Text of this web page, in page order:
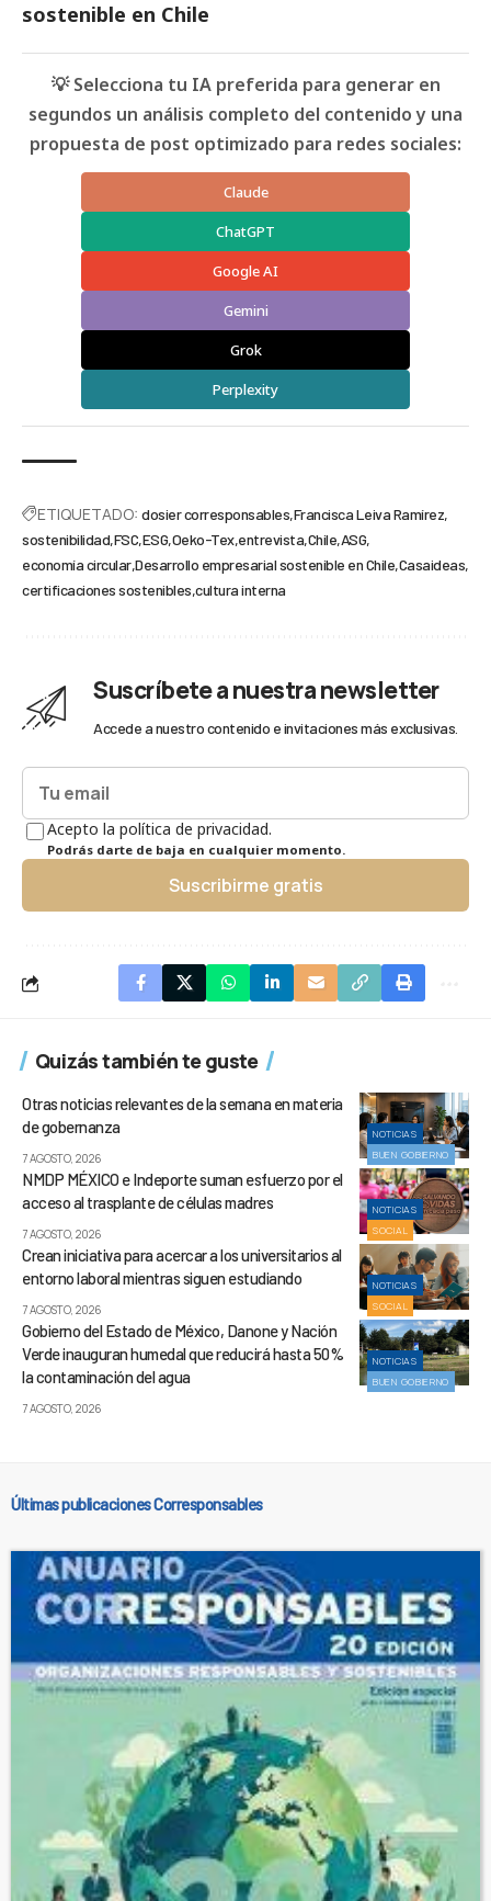
sostenible en Chile
💡 Selecciona tu IA preferida para generar en
segundos un análisis completo del contenido y una
propuesta de post optimizado para redes sociales:
Claude
ChatGPT
Google AI
Gemini
Grok
Perplexity
ETIQUETADO: dosier corresponsables Francisca Leiva Ramírez
sostenibilidad FSC ESG Oeko-Tex entrevista Chile ASG
economía circular Desarrollo empresarial sostenible en Chile Casaideas
certificaciones sostenibles cultura interna
Suscríbete a nuestra newsletter
Accede a nuestro contenido e invitaciones más exclusivas.
Acepto la política de privacidad.
Podrás darte de baja en cualquier momento.
Suscribirme gratis
Quizás también te guste
NOTICIAS
BUEN GOBIERNO
Otras noticias relevantes de la semana en materia
de gobernanza
7 AGOSTO, 2026
NOTICIAS
SOCIAL
NMDP MÉXICO e Indeporte suman esfuerzo por el
acceso al trasplante de células madres
7 AGOSTO, 2026
NOTICIAS
SOCIAL
Crean iniciativa para acercar a los universitarios al
entorno laboral mientras siguen estudiando
7 AGOSTO, 2026
NOTICIAS
BUEN GOBIERNO
Gobierno del Estado de México, Danone y Nación
Verde inauguran humedal que reducirá hasta 50%
la contaminación del agua
7 AGOSTO, 2026
Últimas publicaciones Corresponsables